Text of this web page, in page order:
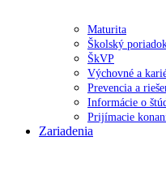
Maturita
Školský
ŠkVP
Výchovné a
Prevencia a
Informácie o
Prijímacie
Zariadenia